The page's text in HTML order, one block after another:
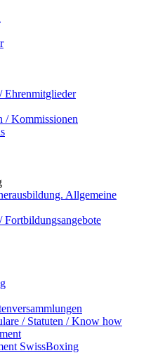
Ehrenmitglieder
/ Kommissionen
Allgemeine
/ Statuten / Know how
SwissBoxing